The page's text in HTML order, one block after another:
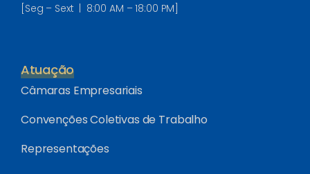
[Seg – Sext | 8:00 AM – 18:00 PM]
Atuação
Câmaras Empresariais
Convenções Coletivas de Trabalho
Representações